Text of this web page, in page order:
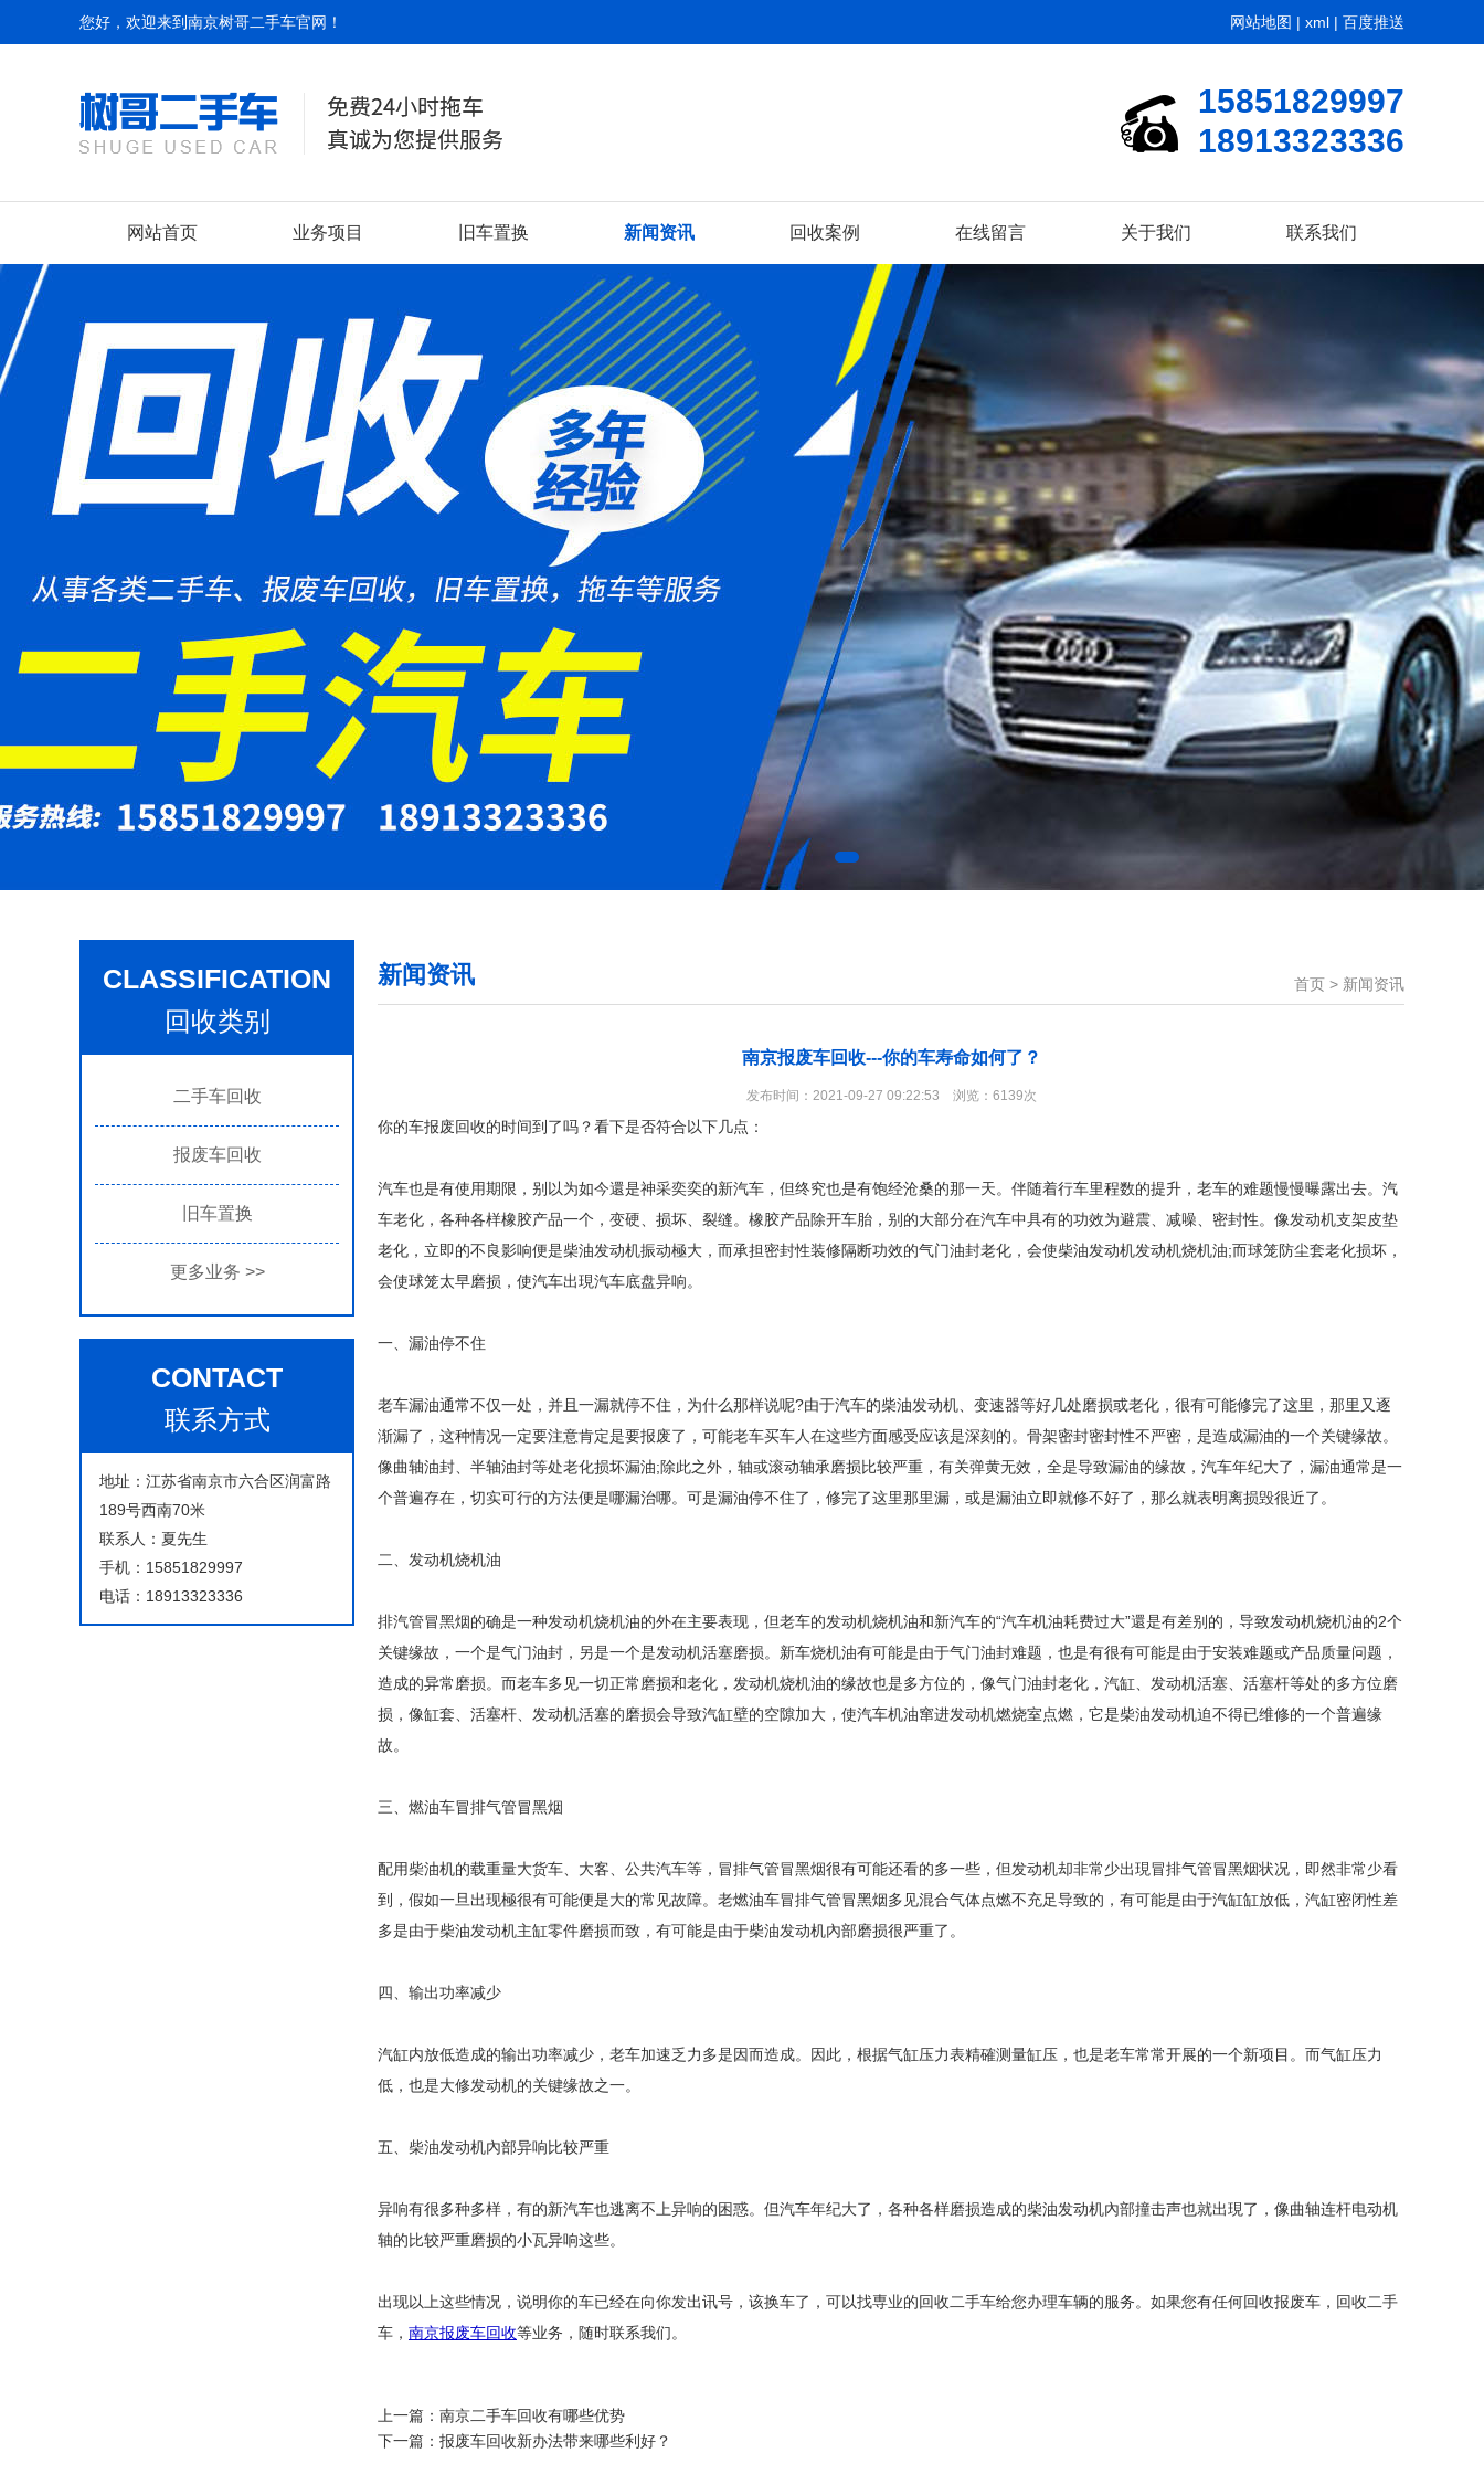
您好，欢迎来到南京树哥二手车官网！ 网站地图 | xml | 百度推送
15851829997
18913323336
网站首页 业务项目 旧车置换 新闻资讯 回收案例 在线留言 关于我们 联系我们
CLASSIFICATION
回收类别
二手车回收
报废车回收
旧车置换
更多业务 >>
CONTACT
联系方式
地址：江苏省南京市六合区润富路
189号西南70米
联系人：夏先生
手机：15851829997
电话：18913323336
新闻资讯 首页 > 新闻资讯
南京报废车回收---你的车寿命如何了？
发布时间：2021-09-27 09:22:53 浏览：6139次
你的车报废回收的时间到了吗？看下是否符合以下几点：
汽车也是有使用期限，别以为如今還是神采奕奕的新汽车，但终究也是有饱经沧桑的那一天。伴随着行车里程数的提升，老车的难题慢慢曝露出去。汽
车老化，各种各样橡胶产品一个，变硬、损坏、裂缝。橡胶产品除开车胎，别的大部分在汽车中具有的功效为避震、减噪、密封性。像发动机支架皮垫
老化，立即的不良影响便是柴油发动机振动極大，而承担密封性装修隔断功效的气门油封老化，会使柴油发动机发动机烧机油;而球笼防尘套老化损坏，
会使球笼太早磨损，使汽车出現汽车底盘异响。
一、漏油停不住
老车漏油通常不仅一处，并且一漏就停不住，为什么那样说呢?由于汽车的柴油发动机、变速器等好几处磨损或老化，很有可能修完了这里，那里又逐
渐漏了，这种情况一定要注意肯定是要报废了，可能老车买车人在这些方面感受应该是深刻的。骨架密封密封性不严密，是造成漏油的一个关键缘故。
像曲轴油封、半轴油封等处老化损坏漏油;除此之外，轴或滚动轴承磨损比较严重，有关弹黄无效，全是导致漏油的缘故，汽车年纪大了，漏油通常是一
个普遍存在，切实可行的方法便是哪漏治哪。可是漏油停不住了，修完了这里那里漏，或是漏油立即就修不好了，那么就表明离损毁很近了。
二、发动机烧机油
排汽管冒黑烟的确是一种发动机烧机油的外在主要表现，但老车的发动机烧机油和新汽车的“汽车机油耗费过大”還是有差别的，导致发动机烧机油的2个
关键缘故，一个是气门油封，另是一个是发动机活塞磨损。新车烧机油有可能是由于气门油封难题，也是有很有可能是由于安装难题或产品质量问题，
造成的异常磨损。而老车多见一切正常磨损和老化，发动机烧机油的缘故也是多方位的，像气门油封老化，汽缸、发动机活塞、活塞杆等处的多方位磨
损，像缸套、活塞杆、发动机活塞的磨损会导致汽缸壁的空隙加大，使汽车机油窜进发动机燃烧室点燃，它是柴油发动机迫不得已维修的一个普遍缘
故。
三、燃油车冒排气管冒黑烟
配用柴油机的载重量大货车、大客、公共汽车等，冒排气管冒黑烟很有可能还看的多一些，但发动机却非常少出現冒排气管冒黑烟状况，即然非常少看
到，假如一旦出现極很有可能便是大的常见故障。老燃油车冒排气管冒黑烟多见混合气体点燃不充足导致的，有可能是由于汽缸缸放低，汽缸密闭性差
多是由于柴油发动机主缸零件磨损而致，有可能是由于柴油发动机內部磨损很严重了。
四、输出功率减少
汽缸内放低造成的输出功率减少，老车加速乏力多是因而造成。因此，根据气缸压力表精確测量缸压，也是老车常常开展的一个新项目。而气缸压力
低，也是大修发动机的关键缘故之一。
五、柴油发动机內部异响比较严重
异响有很多种多样，有的新汽车也逃离不上异响的困惑。但汽车年纪大了，各种各样磨损造成的柴油发动机內部撞击声也就出現了，像曲轴连杆电动机
轴的比较严重磨损的小瓦异响这些。
出现以上这些情况，说明你的车已经在向你发出讯号，该换车了，可以找専业的回收二手车给您办理车辆的服务。如果您有任何回收报废车，回收二手
车， 南京报废车回收等业务，随时联系我们。
上一篇： 南京二手车回收有哪些优势
下一篇： 报废车回收新办法带来哪些利好？